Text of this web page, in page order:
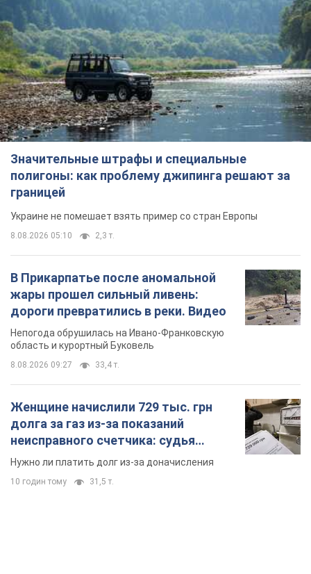
Значительные штрафы и специальные
полигоны: как проблему джипинга решают за
границей
Украине не помешает взять пример со стран Европы
8.08.2026 05:10 2,3 т.
В Прикарпатье после аномальной
жары прошел сильный ливень:
дороги превратились в реки. Видео
Непогода обрушилась на Ивано-Франковскую
область и курортный Буковель
8.08.2026 09:27 33,4 т.
Женщине начислили 729 тыс. грн
долга за газ из-за показаний
неисправного счетчика: судья
вынес неожиданное решение
Нужно ли платить долг из-за доначисления
10 годин тому 31,5 т.